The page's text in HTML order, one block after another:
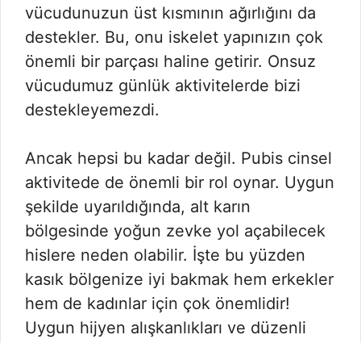
vücudunuzun üst kısmının ağırlığını da
destekler. Bu, onu iskelet yapınızın çok
önemli bir parçası haline getirir. Onsuz
vücudumuz günlük aktivitelerde bizi
destekleyemezdi.
Ancak hepsi bu kadar değil. Pubis cinsel
aktivitede de önemli bir rol oynar. Uygun
şekilde uyarıldığında, alt karın
bölgesinde yoğun zevke yol açabilecek
hislere neden olabilir. İşte bu yüzden
kasık bölgenize iyi bakmak hem erkekler
hem de kadınlar için çok önemlidir!
Uygun hijyen alışkanlıkları ve düzenli